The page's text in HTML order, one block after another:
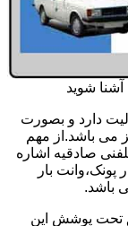
شوید
دارد و بصورت
می باشد.از مهم
صادقیه اشاره
بار
باشد.
تحت پوشش این